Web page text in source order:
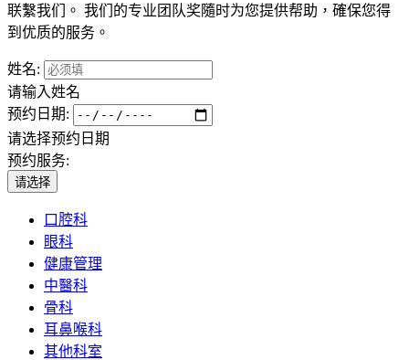
联繫我们。 我们的专业团队奖隨时为您提供帮助，確保您得
到优质的服务。
姓名:
请输入姓名
预约日期:
请选择预约日期
预约服务:
请选择
口腔科
眼科
健康管理
中醫科
骨科
耳鼻喉科
其他科室